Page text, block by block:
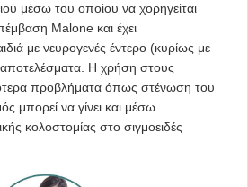
μέσω του οποίου να χορηγείται
Malone και έχει
με νευρογενές έντερο (κυρίως με
Η χρήση στους
προβλήματα όπως στένωση του
μπορεί να γίνει και μέσω
κολοστομίας στο σιγμοειδές